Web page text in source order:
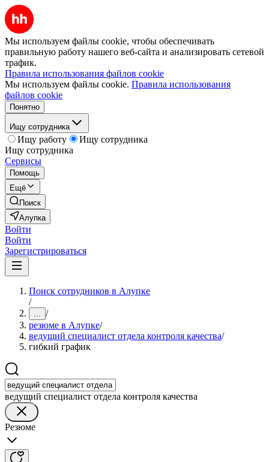
Мы используем файлы cookie, чтобы обеспечивать
правильную работу нашего веб-сайта и анализировать сетевой
трафик.
Правила использования файлов cookie
Мы используем файлы cookie. Правила использования
файлов cookie
Понятно
Ищу сотрудника
Ищу работу
Ищу сотрудника
Ищу сотрудника
Сервисы
Помощь
Ещё
Поиск
Алупка
Войти
Войти
Зарегистрироваться
Поиск сотрудников в Алупке
/
... /
резюме в Алупке/
ведущий специалист отдела контроля качества/
гибкий график
ведущий специалист отдела контроля качества
Резюме